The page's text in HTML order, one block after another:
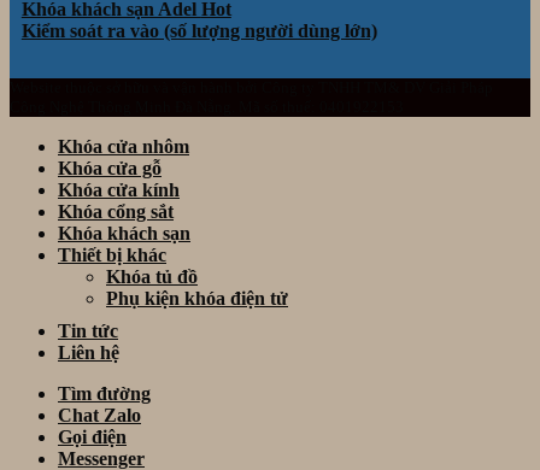
Khóa khách sạn Adel
Kiểm soát ra vào (số lượng người dùng lớn)
Khóa cửa nhôm
Khóa cửa gỗ
Khóa cửa kính
Khóa cổng sắt
Khóa khách sạn
Thiết bị khác
Khóa tủ đồ
Phụ kiện khóa điện tử
Tin tức
Liên hệ
Tìm đường
Chat Zalo
Gọi điện
Messenger